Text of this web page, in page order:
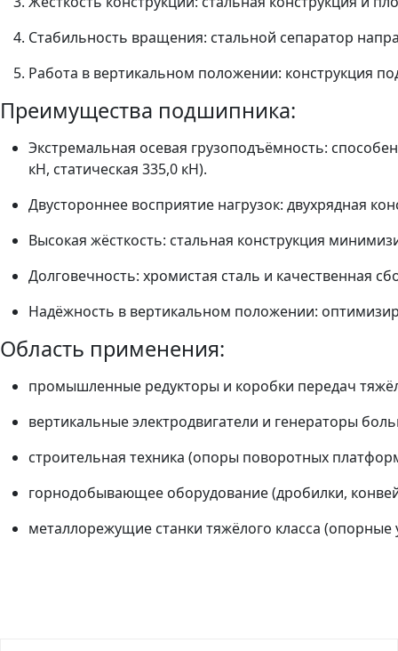
Стабильность вращения: стальной сепаратор
Работа в вертикальном положении: конструкция
Преимущества подшипника:
Экстремальная осевая грузоподъёмность:
кН, статическая 335,0 кН).
Двустороннее восприятие нагрузок: двухрядная
Высокая жёсткость: стальная конструкция
Долговечность: хромистая сталь и качественная
Надёжность в вертикальном положении:
Область применения:
промышленные редукторы и коробки передач
вертикальные электродвигатели и генераторы
строительная техника (опоры поворотных
горнодобывающее оборудование (дробилки,
металлорежущие станки тяжёлого класса